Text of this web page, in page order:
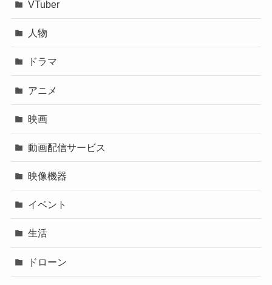
VTuber
人物
ドラマ
アニメ
映画
動画配信サービス
映像機器
イベント
生活
ドローン